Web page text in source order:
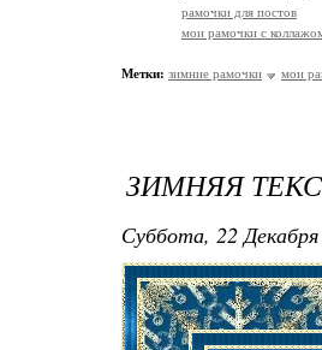
рамочки для постов
мои рамочки с
Метки: зимние рамочки мои
ЗИМНЯЯ
Суббота, 22